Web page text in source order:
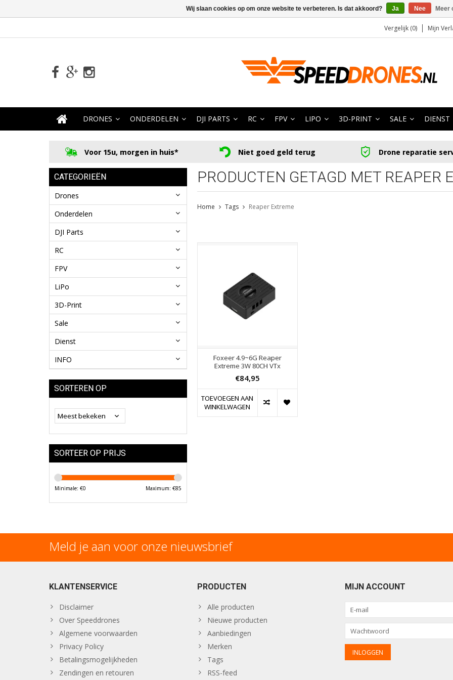
Vergelijk (0) Mijn
DRONES ONDERDELEN DJI PARTS RC FPV LIPO 3D-PRINT SALE DIENST
Voor 15u, morgen in huis* Niet goed geld terug Drone reparatie
CATEGORIEËN
Drones
Onderdelen
DJI Parts
RC
FPV
LiPo
3D-Print
Sale
Dienst
INFO
SORTEREN OP
SORTEER OP PRIJS
Minimale: €0 Maximum: €85
PRODUCTEN GETAGD MET REAPER
Home Tags Reaper Extreme
Foxeer 4.9~6G Reaper
Extreme 3W 80CH VTx
€84,95
TOEVOEGEN AAN
WINKELWAGEN
Meld je aan voor onze nieuwsbrief
KLANTENSERVICE
Disclaimer
Over Speeddrones
Algemene voorwaarden
Privacy Policy
Betalingsmogelijkheden
Zendingen en retouren
PRODUCTEN
Alle producten
Nieuwe producten
Aanbiedingen
Merken
Tags
RSS-feed
MIJN ACCOUNT
Wij slaan cookies op om onze website te verbeteren. Is dat akkoord? Ja Nee Meer